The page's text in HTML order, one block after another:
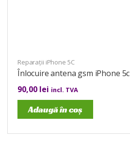
Reparații iPhone 5C
Înlocuire antena gsm iPhone 5c
90,00 lei incl. TVA
Adaugă în coș